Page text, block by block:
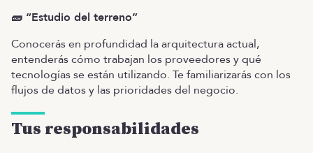
🧱 “Estudio del terreno”
Conocerás en profundidad la arquitectura actual,
entenderás cómo trabajan los proveedores y qué
tecnologías se están utilizando. Te familiarizarás con los
flujos de datos y las prioridades del negocio.
Tus responsabilidades